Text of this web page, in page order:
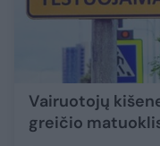
Vairuotojų
greičio